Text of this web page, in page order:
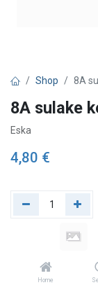
Home
Shop 8A
8A sulake
Eska
4,80 €
Lisää toivelistalle